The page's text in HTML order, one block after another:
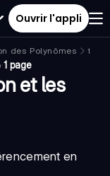
Ouvrir l'appli
des Polynômes
·1 page
et les
en